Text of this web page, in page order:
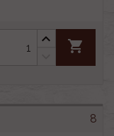
shopping_cart
8